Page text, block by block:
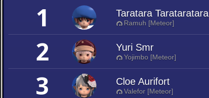
1 Taratara Tarataratara
Ramuh [Meteor]
2 Yuri Smr
Yojimbo [Meteor]
3 Cloe Aurifort
Valefor [Meteor]